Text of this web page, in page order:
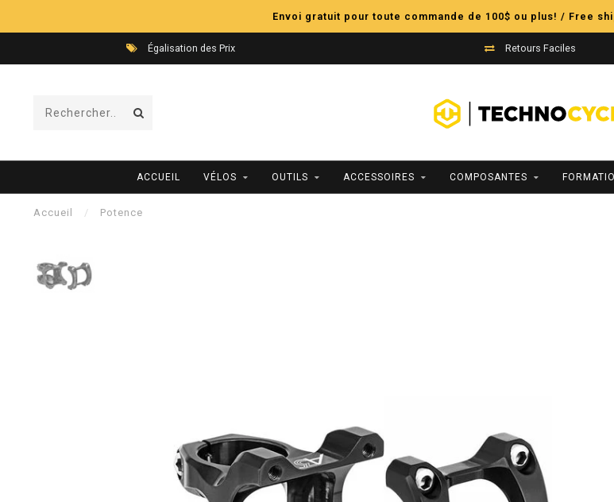
Envoi gratuit pour toute commande de 100$ ou plus! / Free
Égalisation des Prix Retours Faciles
ACCUEIL VÉLOS OUTILS ACCESSOIRES COMPOSANTES
Accueil / Potence